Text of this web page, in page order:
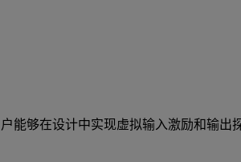
能够在设计中实现虚拟输入激励和输出